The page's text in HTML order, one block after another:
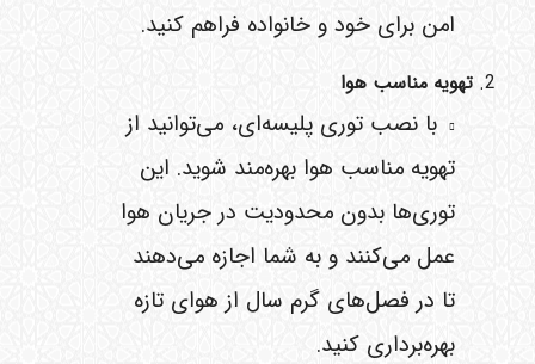
امن برای خود و خانواده فراهم کنید.
تهویه مناسب هوا
با نصب توری پلیسه‌ای، می‌توانید از
تهویه مناسب هوا بهره‌مند شوید. این
توری‌ها بدون محدودیت در جریان هوا
عمل می‌کنند و به شما اجازه می‌دهند
تا در فصل‌های گرم سال از هوای تازه
بهره‌برداری کنید.